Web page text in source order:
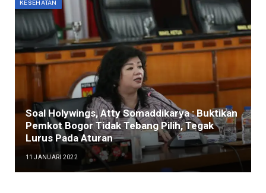
KESEHATAN
Soal Holywings, Atty Somaddikarya : Buktikan
Pemkot Bogor Tidak Tebang Pilih, Tegak
Lurus Pada Aturan
11 JANUARI 2022